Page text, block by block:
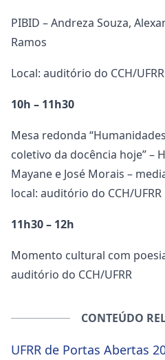
PIBID – Andreza Souza,
Ramos
Local: auditório do CCH/UFRR
10h – 11h30
Mesa redonda
coletivo da docência hoje” –
Mayane e José Morais –
local: auditório do CCH/UFRR
11h30 – 12h
Momento cultural com
auditório do CCH/UFRR
CONTEÚDO
UFRR de Portas Abertas